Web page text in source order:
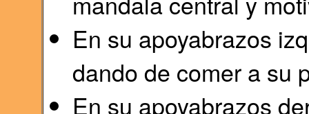
En su apoyabrazos
dando de comer a su
En su apoyabrazos